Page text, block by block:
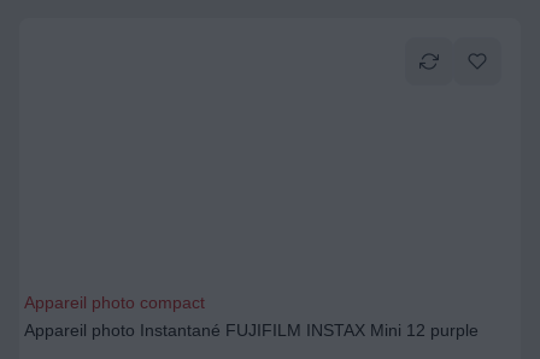
Appareil photo compact
Appareil photo Instantané FUJIFILM INSTAX Mini 12 purple